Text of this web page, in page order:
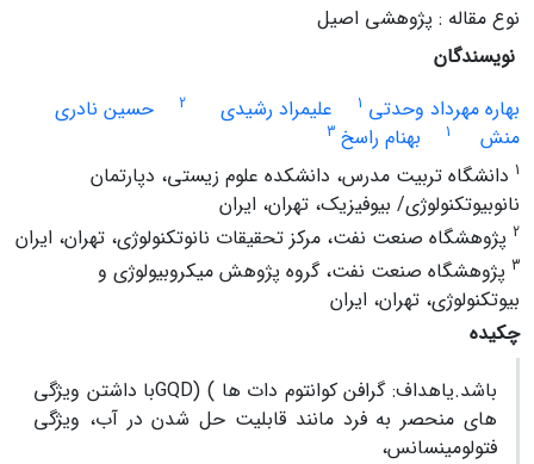
نوع مقاله : پژوهشی اصیل
نویسندگان
بهاره مهرداد وحدتی 1 علیمراد رشیدی 2
حسین نادری
منش
1 بهنام راسخ 3
1 دانشگاه تربیت مدرس، دانشکده علوم زیستی، دپارتمان
نانوبیوتکنولوژی/ بیوفیزیک، تهران، ایران
2 پژوهشگاه صنعت نفت، مرکز تحقیقات نانوتکنولوژی، تهران، ایران
3 پژوهشگاه صنعت نفت، گروه پژوهش میکروبیولوژی و
بیوتکنولوژی، تهران، ایران
چکیده
باشد.یاهداف:گرافن کوانتوم دات ها)
(
GQDبا داشتن ویژگی
های منحصر به فرد مانند قابلیت حل شدن در آب، ویژگی
فتولومینسانس،